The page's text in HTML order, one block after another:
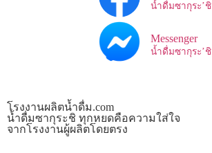
น้ำดื่มซากุระ’ชิ
Messenger
น้ำดื่มซากุระ’ชิ
โรงงานผลิตน้ำดื่ม.com
น้ำดื่มซากุระชิ ทุกหยดคือความใส่ใจ
จากโรงงานผู้ผลิตโดยตรง